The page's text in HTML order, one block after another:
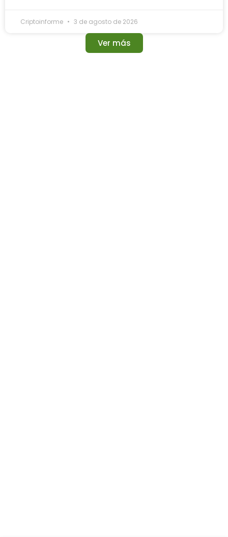
Criptoinforme 3 de agosto de 2026
Ver más